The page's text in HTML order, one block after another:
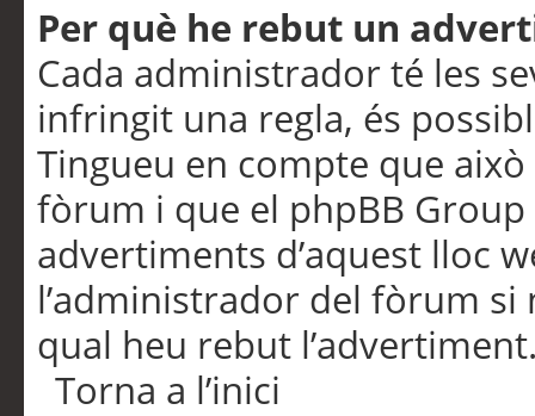
Per què he rebut un
Cada administrador té les
infringit una regla, és
Tingueu en compte que
fòrum i que el phpBB
advertiments d’aquest lloc
l’administrador del fòrum
qual heu rebut
Torna a l’inici